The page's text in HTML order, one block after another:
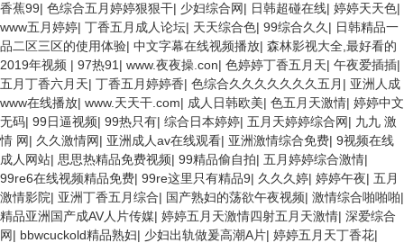
香蕉99| 色综合五月婷婷狠狠干| 少妇综合网| 日韩超碰在线| 婷婷天天色|
www五月婷婷| 丁香五月成人论坛| 天天综合色| 99综合久久 | 日韩精品一
品二区三区的使用体验| 中文字幕在线视频播放| 森林影视大全,最好看的
2019年视频 | 97热91 | www.夜夜操.con| 色婷婷丁香五月天| 午夜爱插插|
五月丁香六月天| 丁香五月婷婷香| 色综合久久久久久久久五月 | 亚洲人成
www在线播放| www.天天干.com| 成人日韩欧美| 色五月天激情| 婷婷中文
无码| 99日逼视频| 99热只有| 综合日本婷婷| 五月天婷婷综合网| 九九 激
情 网| 久久激情网| 亚洲成人av在线观看| 亚洲激情综合免费| 9视频在线
成人网站| 思思热精品免费视频| 99精品偷自拍| 五月婷婷综合激情|
99re6在线视频精品免费| 99re这里只有精品9| 久久久婷| 婷婷午夜| 五月
激情影院| 亚洲丁香五月综合| 国产熟妇的荡欲午夜视频| 激情综合啪啪啪|
精品亚洲国产成AV人片传媒| 婷婷五月天激情四射五月天激情| 深爱综合
网| bbwcuckold精品熟妇| 少妇出轨做爰高潮A片| 婷婷五月天丁香花|